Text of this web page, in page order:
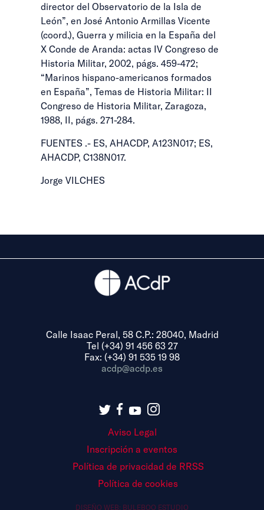
director del Observatorio de la Isla de
León”, en José Antonio Armillas Vicente
(coord.), Guerra y milicia en la España del
X Conde de Aranda: actas IV Congreso de
Historia Militar, 2002, págs. 459-472;
“Marinos hispano-americanos formados
en España”, Temas de Historia Militar: II
Congreso de Historia Militar, Zaragoza,
1988, II, págs. 271-284.
FUENTES .- ES, AHACDP, A123N017; ES,
AHACDP, C138N017.
Jorge VILCHES
Calle Isaac Peral, 58 C.P.: 28040, Madrid
Tel (+34) 91 456 63 27
Fax: (+34) 91 535 19 98
acdp@acdp.es
Aviso Legal
Inscripción a eventos
Política de privacidad de RRSS
Política de cookies
DISEÑO WEB: BULEBOO ESTUDIO